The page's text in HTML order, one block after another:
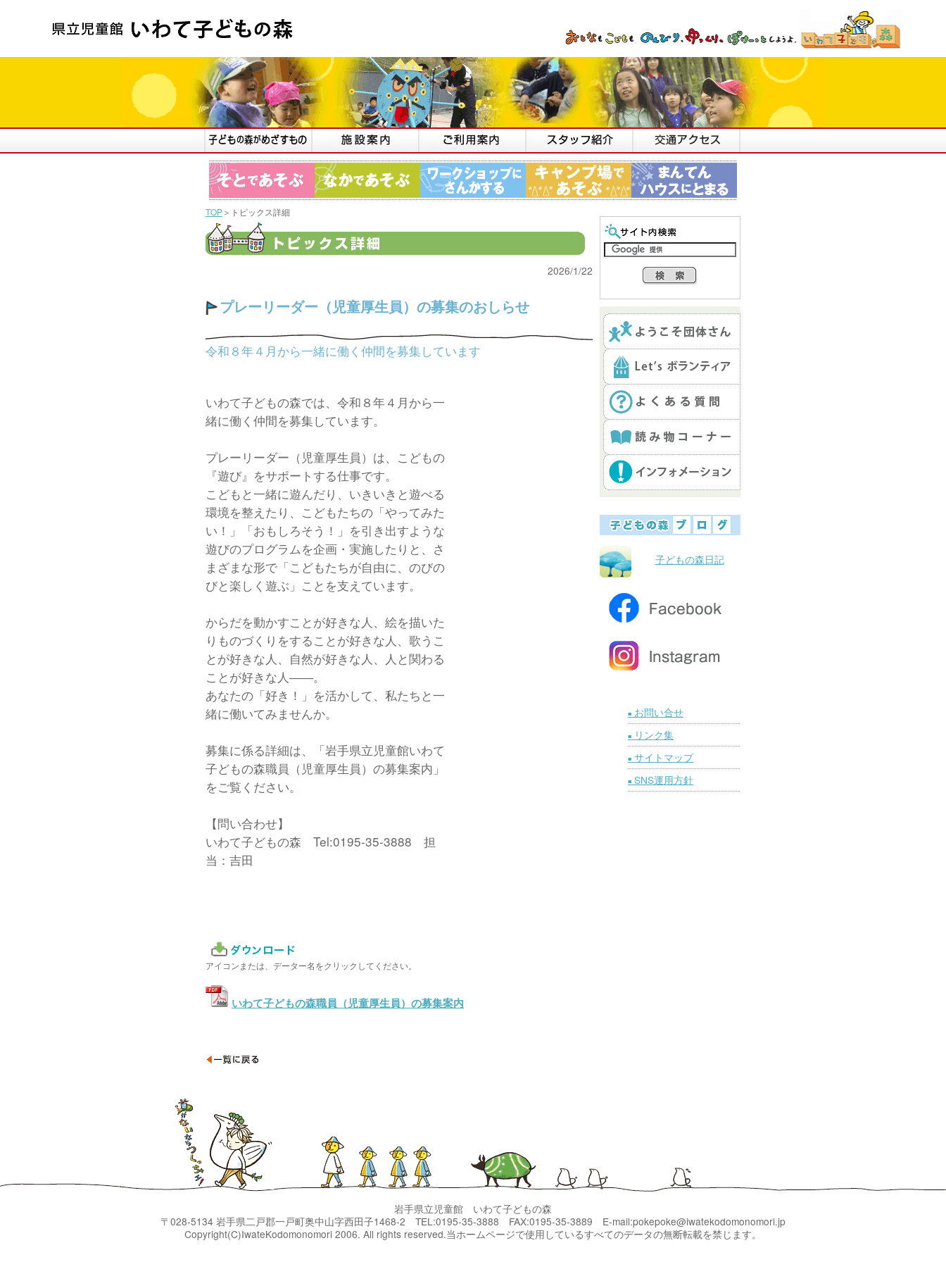
TOP＞トピックス詳細
2026/1/22
プレーリーダー（児童厚生員）の募集のおしらせ
令和８年４月から一緒に働く仲間を募集しています
いわて子どもの森では、令和８年４月から一
緒に働く仲間を募集しています。
プレーリーダー（児童厚生員）は、こどもの
『遊び』をサポートする仕事です。
こどもと一緒に遊んだり、いきいきと遊べる
環境を整えたり、こどもたちの「やってみた
い！」「おもしろそう！」を引き出すような
遊びのプログラムを企画・実施したりと、さ
まざまな形で「こどもたちが自由に、のびの
びと楽しく遊ぶ」ことを支えています。
からだを動かすことが好きな人、絵を描いた
りものづくりをすることが好きな人、歌うこ
とが好きな人、自然が好きな人、人と関わる
ことが好きな人――。
あなたの「好き！」を活かして、私たちと一
緒に働いてみませんか。
募集に係る詳細は、「岩手県立児童館いわて
子どもの森職員（児童厚生員）の募集案内」
をご覧ください。
【問い合わせ】
いわて子どもの森 Tel:0195-35-3888 担
当：吉田
アイコンまたは、データー名をクリックしてください。
いわて子どもの森職員（児童厚生員）の募集案内
子どもの森日記
■ お問い合せ
■ リンク集
■ サイトマップ
■ SNS運用方針
岩手県立児童館 いわて子どもの森
〒028-5134 岩手県二戸郡一戸町奥中山字西田子1468-2 TEL:0195-35-3888 FAX:0195-35-3889 E-mail:pokepoke@iwatekodomonomori.jp
Copyright(C)IwateKodomonomori 2006. All rights reserved.当ホームページで使用しているすべてのデータの無断転載を禁じます。